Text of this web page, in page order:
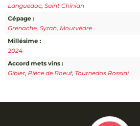
Languedoc, Saint Chinian
Cépage :
Grenache, Syrah, Mourvèdre
Millésime :
2024
Accord mets vins :
Gibier, Pièce de Boeuf, Tournedos Rossini